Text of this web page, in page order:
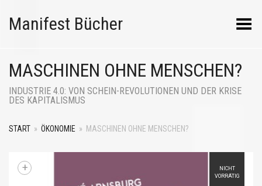
Manifest Bücher Menü umschalten
MASCHINEN OHNE MENSCHEN?
INDUSTRIE 4.0: VON SCHEIN-REVOLUTIONEN UND DER KRISE
DES KAPITALISMUS
START » ÖKONOMIE » MASCHINEN OHNE MENSCHEN?
NICHT
VORRÄTIG
+